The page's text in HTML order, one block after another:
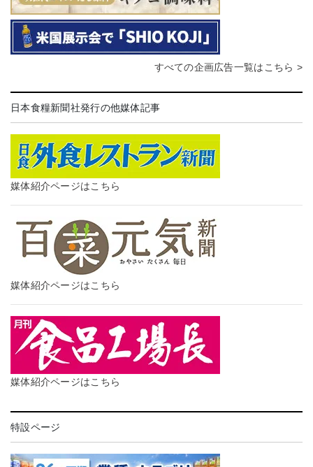
すべての企画広告一覧はこちら >
日本食糧新聞社発行の他媒体記事
媒体紹介ページはこちら
媒体紹介ページはこちら
媒体紹介ページはこちら
特設ページ